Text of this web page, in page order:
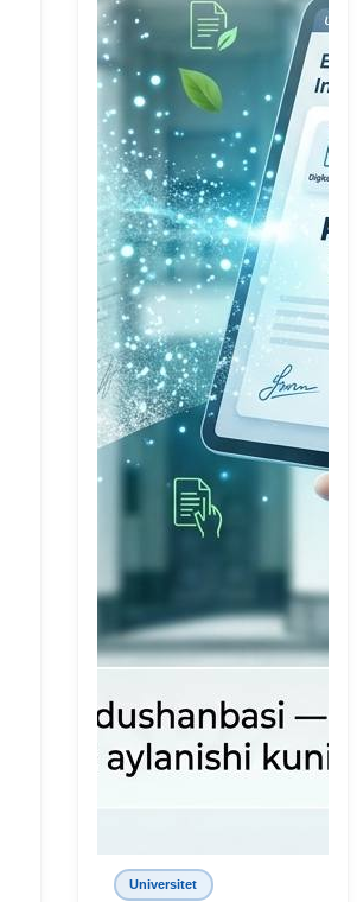
Universitet